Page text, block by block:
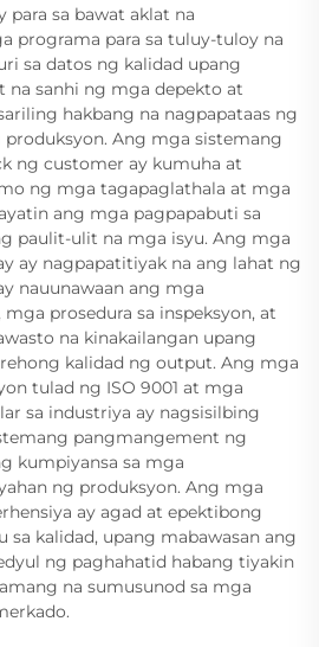
sa bawat aklat na
programa para sa tuluy-tuloy na
sa datos ng kalidad upang
sanhi ng mga depekto at
hakbang na nagpapataas ng
Ang mga sistemang
ng customer ay kumuha at
ng mga tagapaglathala at mga
ang mga pagpapabuti sa
paulit-ulit na mga isyu. Ang mga
ay nagpapatitiyak na ang lahat ng
nauunawaan ang mga
prosedura sa inspeksyon, at
na kinakailangan upang
kalidad ng output. Ang mga
tulad ng ISO 9001 at mga
sa industriya ay nagsisilbing
pangmangement ng
kumpiyansa sa mga
ng produksyon. Ang mga
ay agad at epektibong
kalidad, upang mabawasan ang
ng paghahatid habang tiyakin
na sumusunod sa mga